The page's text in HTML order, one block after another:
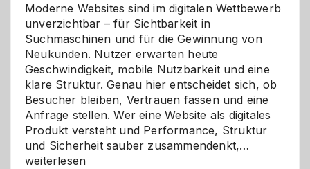
Moderne Websites sind im digitalen Wettbewerb
unverzichtbar – für Sichtbarkeit in
Suchmaschinen und für die Gewinnung von
Neukunden. Nutzer erwarten heute
Geschwindigkeit, mobile Nutzbarkeit und eine
klare Struktur. Genau hier entscheidet sich, ob
Besucher bleiben, Vertrauen fassen und eine
Anfrage stellen. Wer eine Website als digitales
Produkt versteht und Performance, Struktur
und Sicherheit sauber zusammendenkt,…
weiterlesen